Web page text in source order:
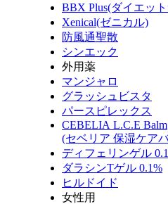
BBX Plus(ダイエッ
Xenical(ゼニカル)
防風通聖散
シンエック
外用薬
マンジャロ
グラッシュビスタ
パースピレックス
CEBELIA L.C.E Balm
(セベリア 保湿ケア
ディフェリンゲル
ダラシンTゲル 0.1%
ヒルドイド
女性用